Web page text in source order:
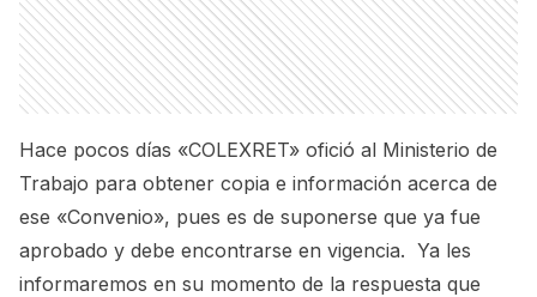
Hace pocos días «COLEXRET» ofició al Ministerio de
Trabajo para obtener copia e información acerca de
ese «Convenio», pues es de suponerse que ya fue
aprobado y debe encontrarse en vigencia. Ya les
informaremos en su momento de la respuesta que